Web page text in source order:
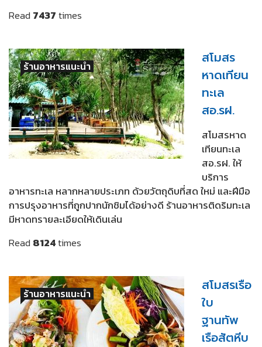
Read 7437times
ร้านอาหารแนะนำ
สโมสร
หาดเทียน
ทะเล
สอ.รฝ.
สโมสรหาด
เทียนทะเล
สอ.รฝ. ให้
บริการ
อาหารทะเล หลากหลายประเภท ด้วยวัตถุดิบที่สด ใหม่ และฝีมือ
การปรุงอาหารที่ถูกปากนักชิมได้อย่างดี ร้านอาหารติดริมทะเล
มีหาดทรายละเอียดให้เดินเล่น
Read 8124times
ร้านอาหารแนะนำ
สโมสรเรือ
ใบ
ฐานทัพ
เรือสัตหีบ